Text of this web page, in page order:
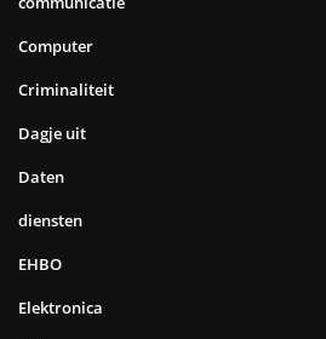
Computer
Criminaliteit
Dagje uit
Daten
diensten
EHBO
Elektronica